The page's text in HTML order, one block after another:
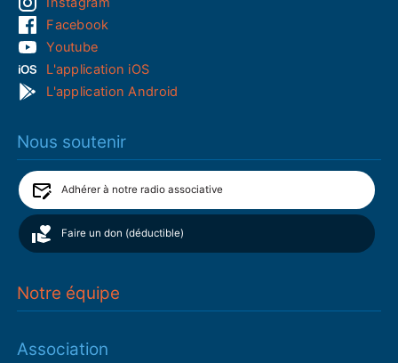
Facebook
Youtube
L'application iOS
L'application Android
Nous soutenir
Adhérer à notre radio associative
Faire un don (déductible)
Notre équipe
Association